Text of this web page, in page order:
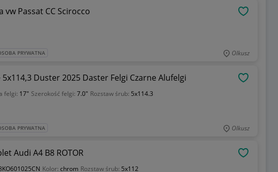
Passat CC Scirocco
PRYWATNA Olkusz
Duster 2025 Daster Felgi Czarne Alufelgi
felgi: 17" Szerokość felgi: 7.0" Rozstaw śrub: 5x114.3
PRYWATNA Olkusz
Audi A4 B8 ROTOR
Kolor: chrom Rozstaw śrub: 5x112